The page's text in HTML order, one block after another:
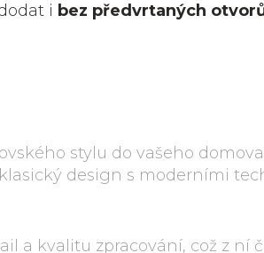
i bez předvrtaných
stylu do vašeho
design s moderními
a kvalitu zpracování, což z ní